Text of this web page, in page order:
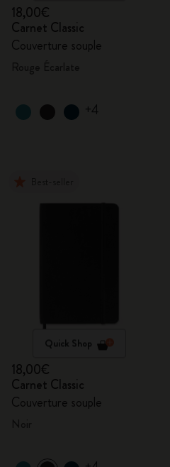
18,00€
Carnet Classic
Couverture souple
+4
Quick Shop
18,00€
Carnet Classic
Couverture souple